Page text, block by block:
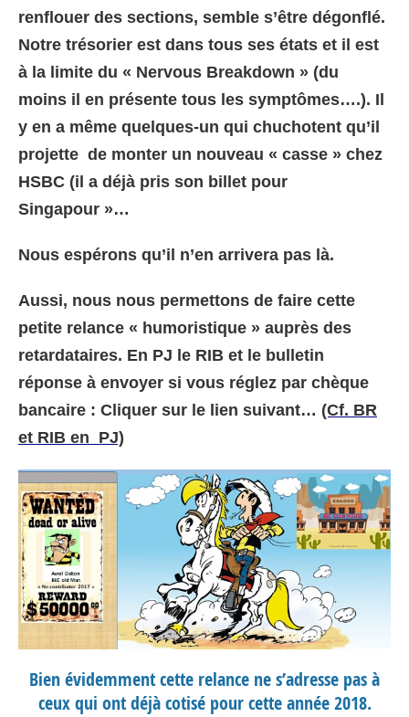
renflouer des sections, semble s’être dégonflé.
Notre trésorier est dans tous ses états et il est
à la limite du « Nervous Breakdown » (du
moins il en présente tous les symptômes….). Il
y en a même quelques-un qui chuchotent qu’il
projette de monter un nouveau « casse » chez
HSBC (il a déjà pris son billet pour
Singapour »…
Nous espérons qu’il n’en arrivera pas là.
Aussi, nous nous permettons de faire cette
petite relance « humoristique » auprès des
retardataires. En PJ le RIB et le bulletin
réponse à envoyer si vous réglez par chèque
bancaire : Cliquer sur le lien suivant… (Cf. BR
et RIB en PJ)
Bien évidemment cette relance ne s’adresse pas à
ceux qui ont déjà cotisé pour cette année 2018.